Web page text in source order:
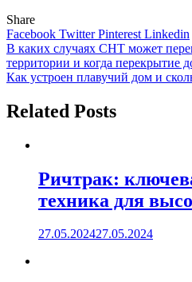
Share
Facebook TwitterPinterest Linkedin
Навигация
по
В каких случаях СНТ может
территории и когда перекрытие
Как устроен плавучий дом и
Related Posts
Ричтрак:
техника для
27.05.202427.05.2024